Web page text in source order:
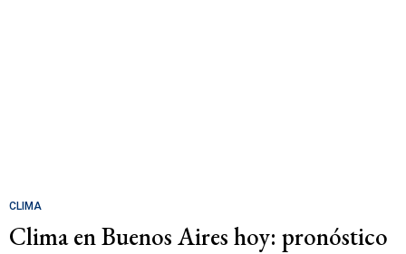
CLIMA
Clima en Buenos Aires hoy: pronóstico